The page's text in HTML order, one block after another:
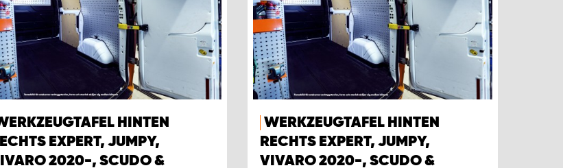
HINTEN
EXPERT, JUMPY,
2020-, SCUDO &
WERKZEUGTAFEL HINTEN
RECHTS EXPERT, JUMPY,
VIVARO 2020-, SCUDO &